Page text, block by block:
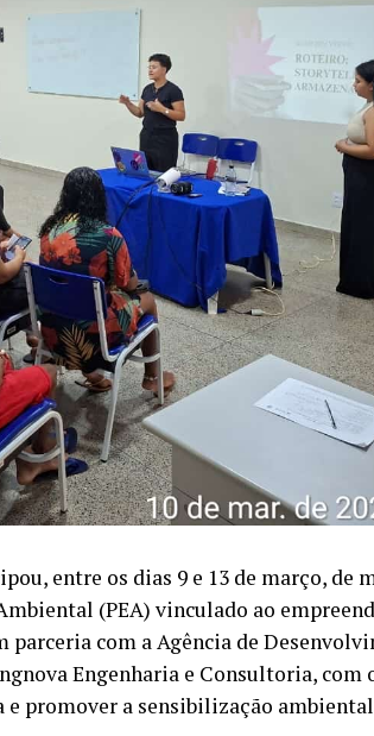
entre os dias 9 e 13 de março, de
(PEA) vinculado ao
com a Agência de
Engenharia e Consultoria, com
promover a sensibilização